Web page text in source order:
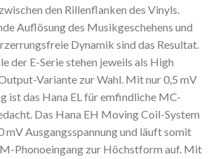
den Rillenflanken des Vinyls.
Auflösung des Musikgeschehens und
Dynamik sind das Resultat.
der E-Serie stehen jeweils als High
Variante zur Wahl. Mit nur 0,5 mV
ist das Hana EL für emfindliche MC-
Das Hana EH Moving Coil-System
mV Ausgangsspannung und läuft somit
Phonoeingang zur Höchstform auf. Mit